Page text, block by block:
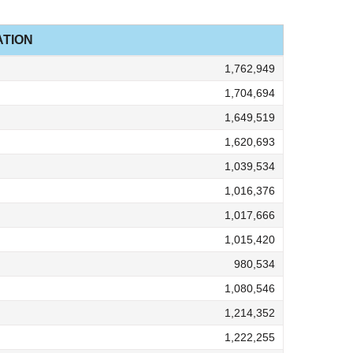
1,762,949
1,704,694
1,649,519
1,620,693
1,039,534
1,016,376
1,017,666
1,015,420
980,534
1,080,546
1,214,352
1,222,255